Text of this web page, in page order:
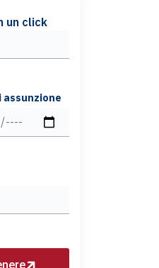
un click
assunzione